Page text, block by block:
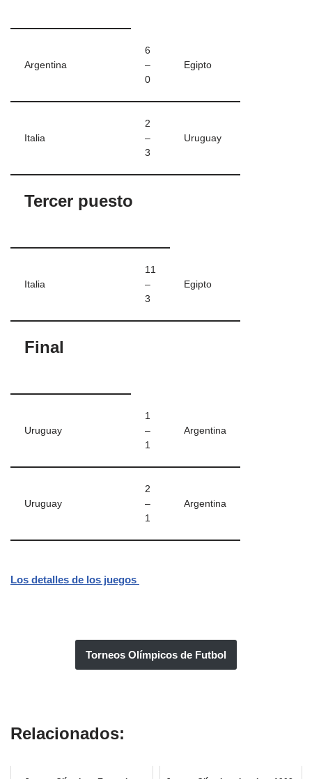
Argentina
6
–
0
Egipto
Italia
2
–
3
Uruguay
Tercer puesto
Italia
11
–
3
Egipto
Final
Uruguay
1
–
1
Argentina
Uruguay
2
–
1
Argentina
Los detalles de los juegos
Torneos Olímpicos de Futbol
Relacionados: